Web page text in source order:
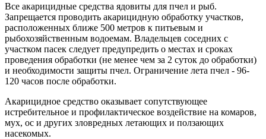
Все акарицидные средства ядовиты для пчел и рыб.
Запрещается проводить акарицидную обработку участков,
расположенных ближе 500 метров к питьевым и
рыбохозяйственным водоемам. Владельцев соседних с
участком пасек следует предупредить о местах и сроках
проведения обработки (не менее чем за 2 суток до обработки)
и необходимости защиты пчел. Ограничение лета пчел - 96-
120 часов после обработки.
Акарицидное средство оказывает сопутствующее
истребительное и профилактическое воздействие на комаров,
мух, ос и других зловредных летающих и ползающих
насекомых.